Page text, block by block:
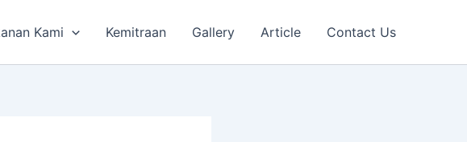
Kami Kemitraan Gallery Article Contact Us